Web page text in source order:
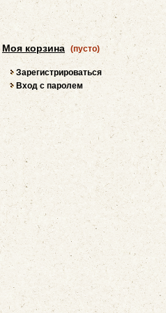
Моя корзина (пусто)
Зарегистрироваться
Вход с паролем